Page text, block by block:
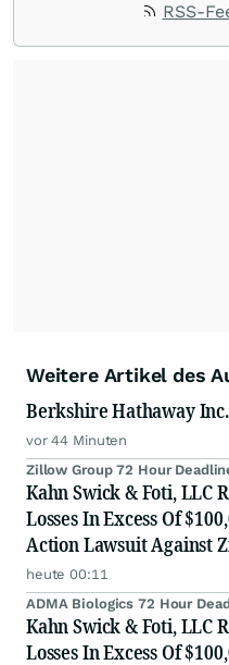
RSS-
Weitere Artikel des
Berkshire Hathaway Inc.
vor 44 Minuten
Zillow Group 72 Hour
Kahn Swick & Foti, LLC
Losses In Excess Of
Action Lawsuit Against
heute 00:11
ADMA Biologics 72 Hour
Kahn Swick & Foti, LLC
Losses In Excess Of